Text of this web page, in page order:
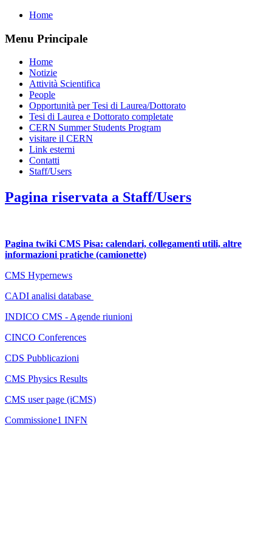
Home
Menu Principale
Home
Notizie
Attività Scientifica
People
Opportunità per Tesi di Laurea/Dottorato
Tesi di Laurea e Dottorato completate
CERN Summer Students Program
visitare il CERN
Link esterni
Contatti
Staff/Users
Pagina riservata a Staff/Users
Pagina twiki CMS Pisa: calendari, collegamenti utili, altre
informazioni pratiche (camionette)
CMS Hypernews
CADI analisi database
INDICO CMS - Agende riunioni
CINCO Conferences
CDS Pubblicazioni
CMS Physics Results
CMS user page (iCMS)
Commissione1 INFN